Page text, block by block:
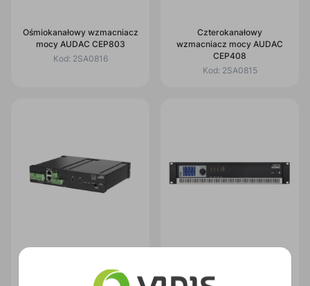
Ośmiokanałowy wzmacniacz
mocy AUDAC CEP803
Kod: 2SA0816
Czterokanałowy
wzmacniacz mocy AUDAC
CEP408
Kod: 2SA0815
wzmacniacz AUDAC